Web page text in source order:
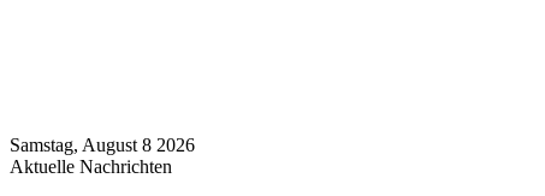
Samstag, August 8 2026
Aktuelle Nachrichten